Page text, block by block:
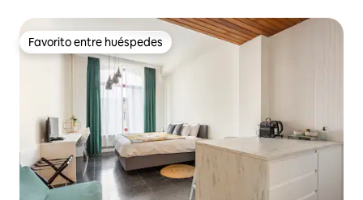
Favorito entre huéspedes
Favorito entre huéspedes